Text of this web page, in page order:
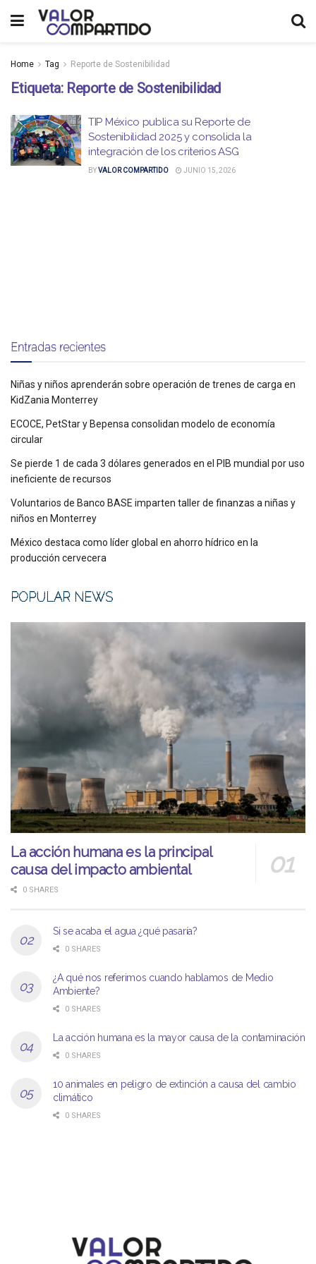
Home Tag Reporte de Sostenibilidad
Etiqueta: Reporte de Sostenibilidad
TIP México publica su Reporte de
Sostenibilidad 2025 y consolida la
integración de los criterios ASG
BYVALOR COMPARTIDO JUNIO 15, 2026
Entradas recientes
Niñas y niños aprenderán sobre operación de trenes de carga en
KidZania Monterrey
ECOCE, PetStar y Bepensa consolidan modelo de economía
circular
Se pierde 1 de cada 3 dólares generados en el PIB mundial por uso
ineficiente de recursos
Voluntarios de Banco BASE imparten taller de finanzas a niñas y
niños en Monterrey
México destaca como líder global en ahorro hídrico en la
producción cervecera
POPULAR NEWS
La acción humana es la principal
causa del impacto ambiental
0 SHARES
Si se acaba el agua ¿qué pasaría?
0 SHARES
¿A qué nos referimos cuando hablamos de Medio
Ambiente?
0 SHARES
La acción humana es la mayor causa de la contaminación
0 SHARES
10 animales en peligro de extinción a causa del cambio
climático
0 SHARES